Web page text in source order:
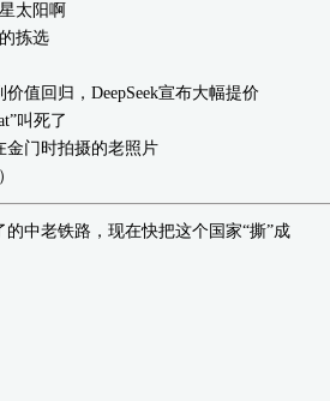
太阳啊
拣选
值回归，DeepSeek宣布大幅提价
叫死了
金门时拍摄的老照片
中老铁路，现在快把这个国家“撕”成